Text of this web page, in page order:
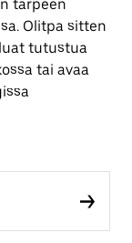
tarpeen
Olitpa sitten
tutustua
tai avaa